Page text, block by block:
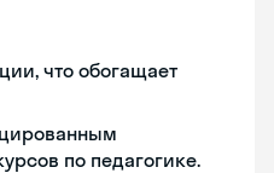
что обогащает
по педагогике.